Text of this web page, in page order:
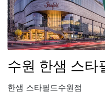
수원 한샘 스타
한샘 스타필드수원점